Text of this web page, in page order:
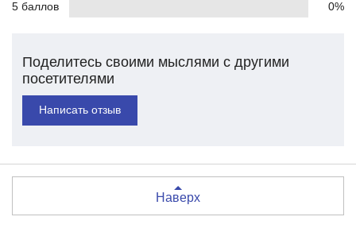
5 баллов 0%
Поделитесь своими мыслями с другими
посетителями
Написать отзыв
Наверх